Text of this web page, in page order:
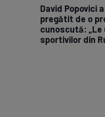
David Popovici
pregătit de o
cunoscută:
sportivilor din